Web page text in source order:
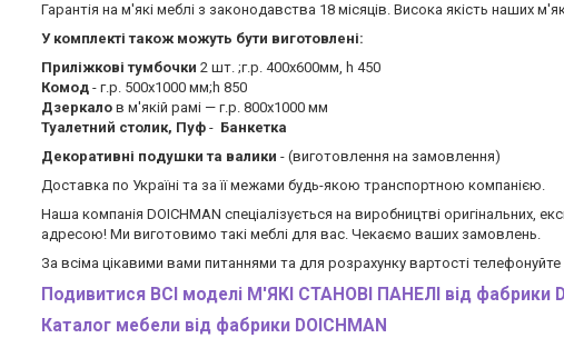
Гарантія на м'які меблі з законодавства 18 місяців. Висока якість наших
У комплекті також можуть бути виготовлені:
Приліжкові тумбочки 2 шт. ;г.р. 400х600мм, h 450
Комод - г.р. 500х1000 мм;h 850
Дзеркало в м'якій рамі — г.р. 800х1000 мм
Туалетний столик, Пуф - Банкетка
Декоративні подушки та валики - (виготовлення на замовлення)
Доставка по Україні та за її межами будь-якою транспортною компанією.
Наша компанія DOICHMAN спеціалізується на виробництві оригінальних,
адресою! Ми виготовимо такі меблі для вас. Чекаємо ваших замовлень.
За всіма цікавими вами питаннями та для розрахунку вартості
Подивитися ВСІ моделі М'ЯКІ СТАНОВІ ПАНЕЛІ від фабрики
Каталог мебели від фабрики DOICHMAN